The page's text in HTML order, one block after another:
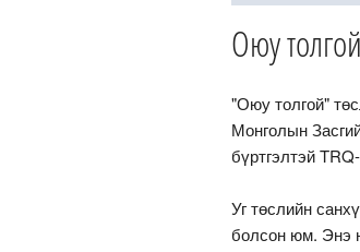
Оюу
"Оюу толгой"
Монголын
бүртгэлтэй
Уг төслийн
болсон юм. Энэ